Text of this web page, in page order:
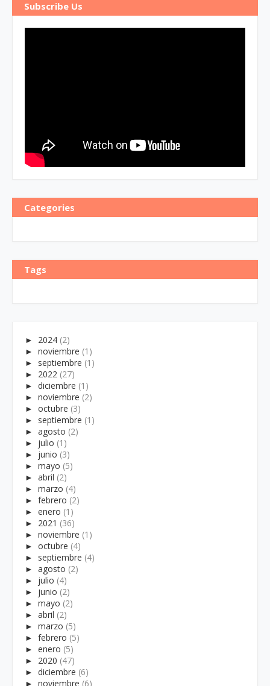
Subscribe Us
Categories
Tags
► 2024 (2)
► noviembre (1)
► septiembre (1)
► 2022 (27)
► diciembre (1)
► noviembre (2)
► octubre (3)
► septiembre (1)
► agosto (2)
► julio (1)
► junio (3)
► mayo (5)
► abril (2)
► marzo (4)
► febrero (2)
► enero (1)
► 2021 (36)
► noviembre (1)
► octubre (4)
► septiembre (4)
► agosto (2)
► julio (4)
► junio (2)
► mayo (2)
► abril (2)
► marzo (5)
► febrero (5)
► enero (5)
► 2020 (47)
► diciembre (6)
► noviembre (6)